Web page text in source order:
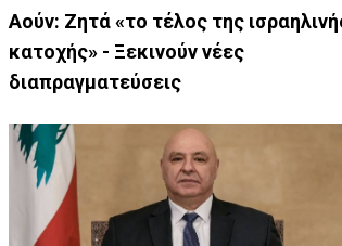
Αούν: Ζητά «το τέλος της
κατοχής» - Ξεκινούν νέες
διαπραγματεύσεις